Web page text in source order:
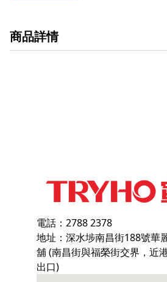
商品詳情
電話：2788 2378
地址：深水埗南昌街188號華
舖 (南昌街與福榮街交界，近
出口)